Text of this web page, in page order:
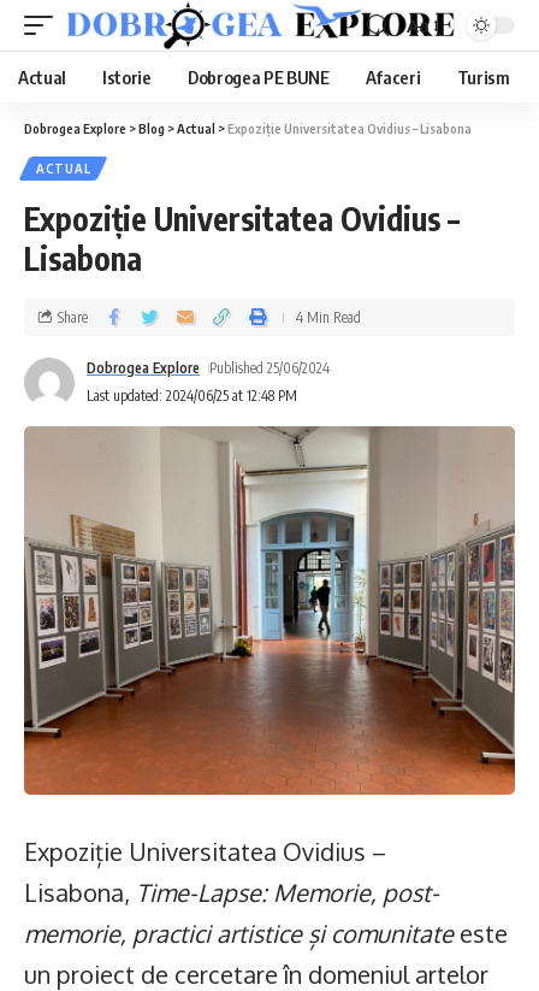
Aa
Actual Istorie Dobrogea PE BUNE Afaceri Turism
Dobrogea Explore >Blog >Actual >Expoziție Universitatea Ovidius – Lisabona
ACTUAL
Expoziție Universitatea Ovidius –
Lisabona
Last updated: 2024/06/25 at 12:48 PM
Dobrogea Explore Published 25/06/2024
Share 4 Min Read
Expoziție Universitatea Ovidius –
Lisabona, Time-Lapse: Memorie, post-
memorie, practici artistice și comunitateeste
un proiect de cercetare în domeniul artelor